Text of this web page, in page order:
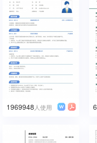
1969948 人使用